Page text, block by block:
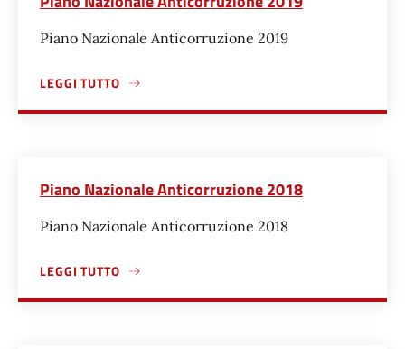
Piano Nazionale Anticorruzione 2019
LEGGI TUTTO
A PROPOSITO DI PIANO NAZIONALE ANTICORRUZIONE
Piano Nazionale Anticorruzione 2018
Piano Nazionale Anticorruzione 2018
LEGGI TUTTO
A PROPOSITO DI PIANO NAZIONALE ANTICORRUZIONE